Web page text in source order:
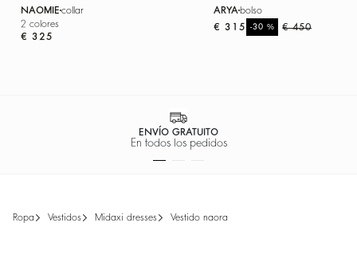
NAOMIE collar
2 colores
€ 325
ARYA bolso
€ 450
-30 %
€ 315
PAGO 100% SEGURO
Facilidad de pago
ropa vestidos midaxi dresses vestido naora